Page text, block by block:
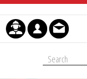
Skip to Content